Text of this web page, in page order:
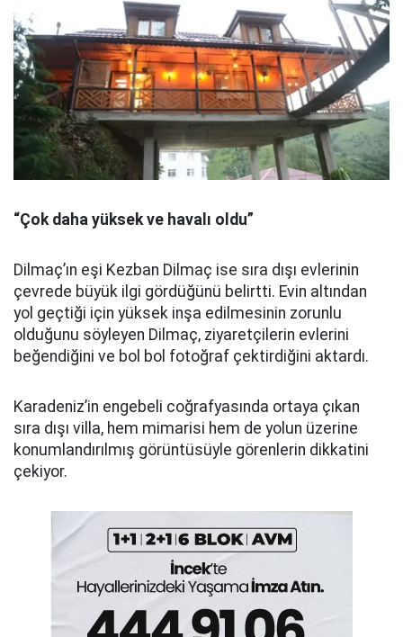
“Çok daha yüksek ve havalı oldu”
Dilmaç’ın eşi Kezban Dilmaç ise sıra dışı evlerinin
çevrede büyük ilgi gördüğünü belirtti. Evin altından
yol geçtiği için yüksek inşa edilmesinin zorunlu
olduğunu söyleyen Dilmaç, ziyaretçilerin evlerini
beğendiğini ve bol bol fotoğraf çektirdiğini aktardı.
Karadeniz’in engebeli coğrafyasında ortaya çıkan
sıra dışı villa, hem mimarisi hem de yolun üzerine
konumlandırılmış görüntüsüyle görenlerin dikkatini
çekiyor.